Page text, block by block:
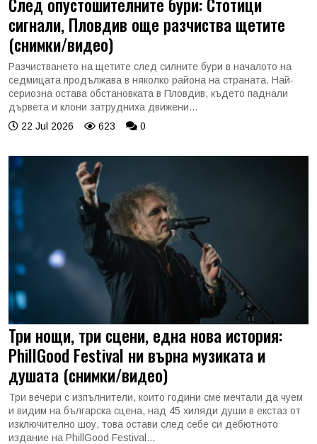
сигнали, Пловдив още разчиства щетите
(снимки/видео)
Разчистването на щетите след силните бури в началото на
седмицата продължава в няколко района на страната. Най-
сериозна остава обстановката в Пловдив, където паднали
дървета и клони затрудниха движени...
22 Jul 2026
623 0
Три нощи, три сцени, една нова история:
PhillGood Festival ни върна музиката и
душата (снимки/видео)
Три вечери с изпълнители, които години сме мечтали да чуем
и видим на българска сцена, над 45 хиляди души в екстаз от
изключително шоу, това остави след себе си дебютното
издание на PhillGood Festival...